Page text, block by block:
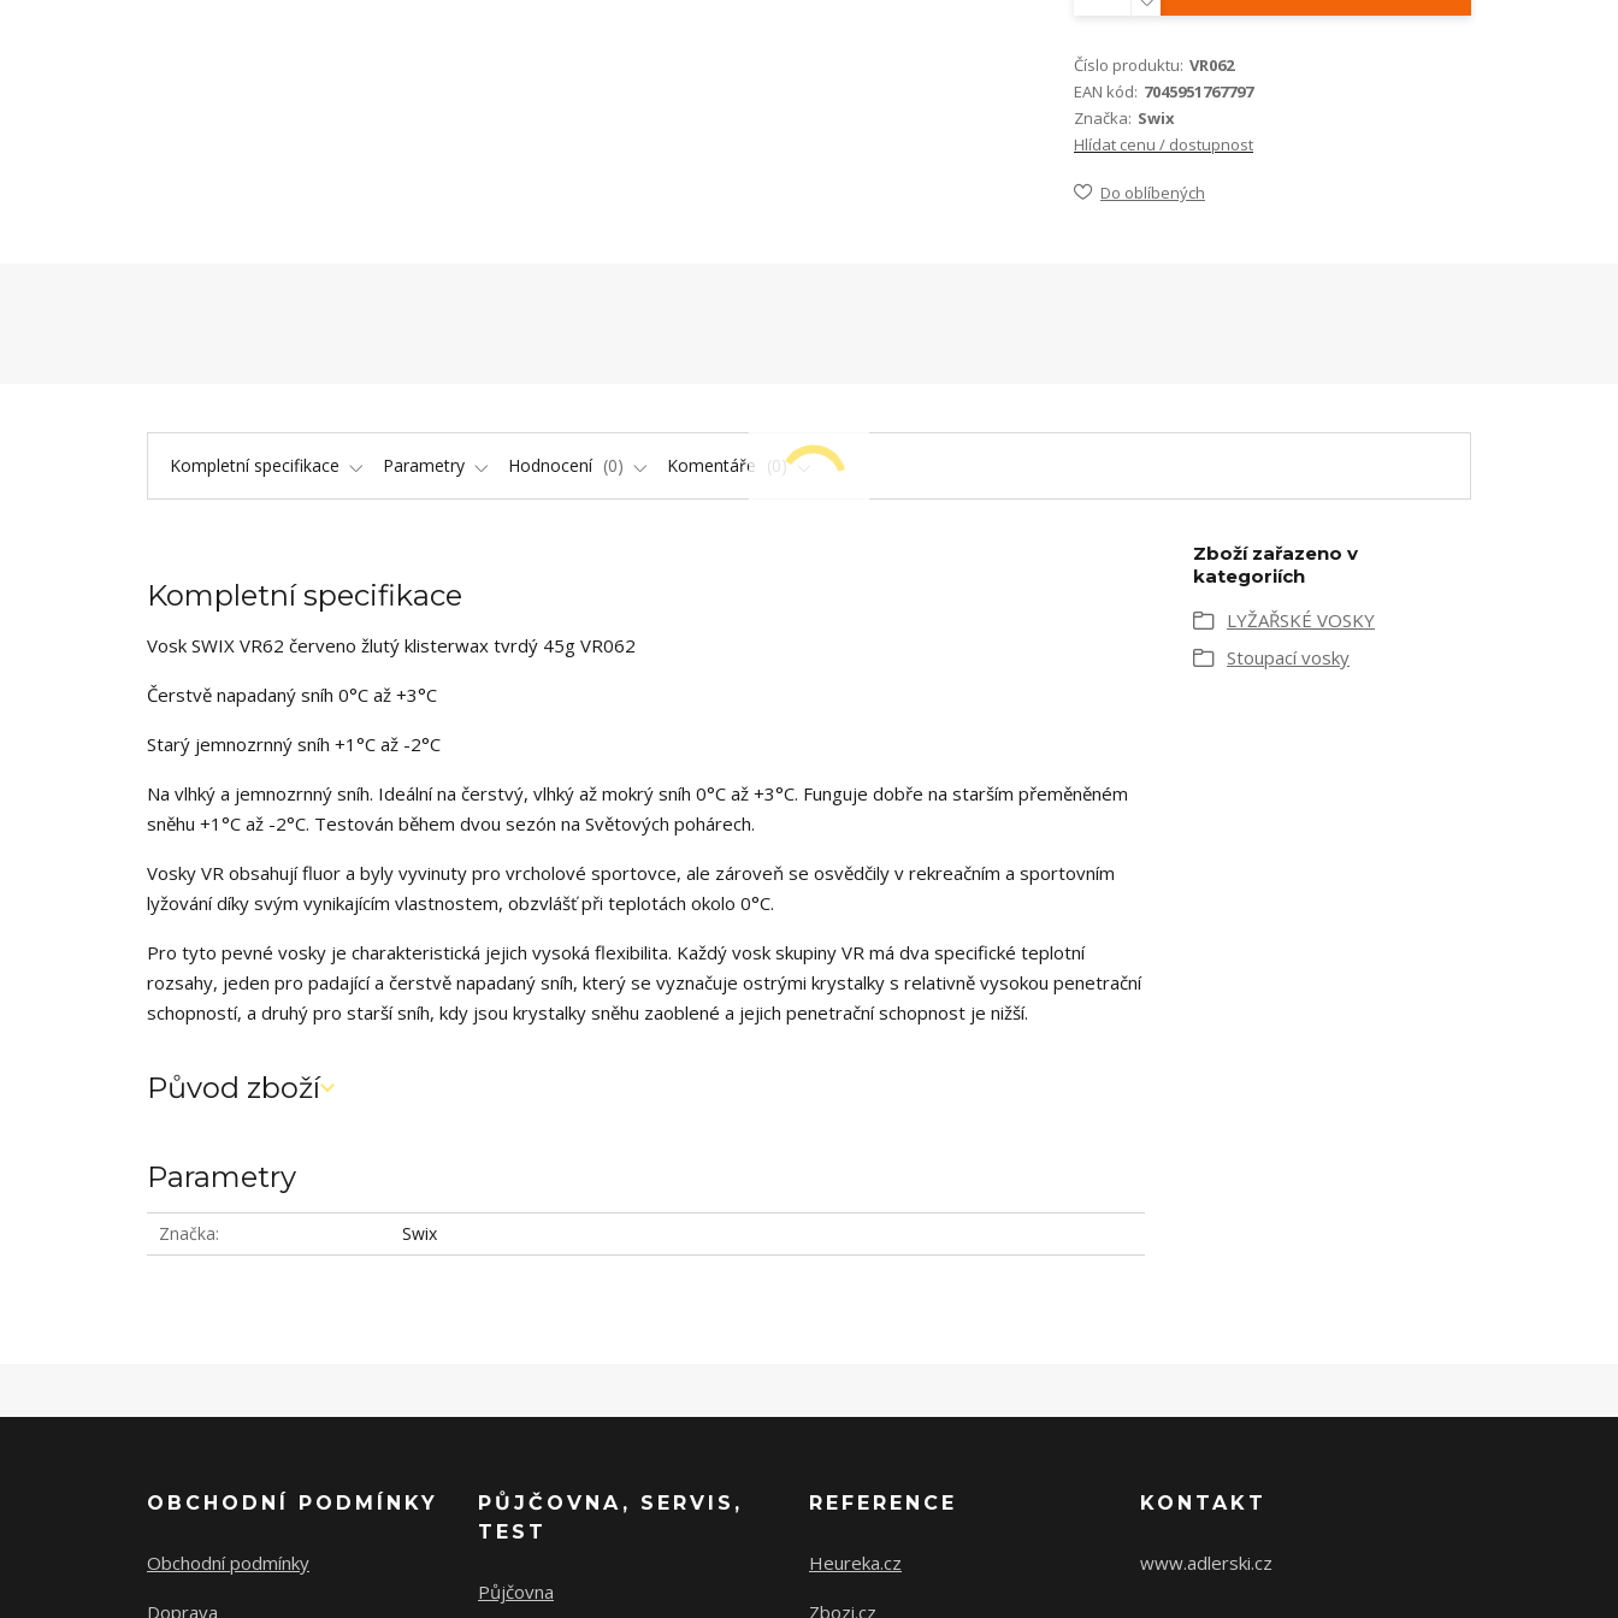
Číslo produktu: VR062
EAN kód: 7045951767797
Značka: Swix
Hlídat cenu / dostupnost
Do oblíbených
Kompletní specifikace Parametry Hodnocení 0 Komentáře 0
Kompletní specifikace
Vosk SWIX VR62 červeno žlutý klisterwax tvrdý 45g VR062
Čerstvě napadaný sníh 0°C až +3°C
Starý jemnozrnný sníh +1°C až -2°C
Na vlhký a jemnozrnný sníh. Ideální na čerstvý, vlhký až mokrý sníh 0°C až +3°C. Funguje dobře na starším přeměněném
sněhu +1°C až -2°C. Testován během dvou sezón na Světových pohárech.
Vosky VR obsahují fluor a byly vyvinuty pro vrcholové sportovce, ale zároveň se osvědčily v rekreačním a sportovním
lyžování díky svým vynikajícím vlastnostem, obzvlášť při teplotách okolo 0°C.
Pro tyto pevné vosky je charakteristická jejich vysoká flexibilita. Každý vosk skupiny VR má dva specifické teplotní
rozsahy, jeden pro padající a čerstvě napadaný sníh, který se vyznačuje ostrými krystalky s relativně vysokou penetrační
schopností, a druhý pro starší sníh, kdy jsou krystalky sněhu zaoblené a jejich penetrační schopnost je nižší.
Původ zboží
Parametry
Značka Swix
Zboží zařazeno v
kategoriích
LYŽAŘSKÉ VOSKY
Stoupací vosky
OBCHODNÍ PODMÍNKY
Obchodní podmínky
Doprava
PŮJČOVNA, SERVIS,
TEST
Půjčovna
REFERENCE
Heureka.cz
Zbozi.cz
KONTAKT
www.adlerski.cz